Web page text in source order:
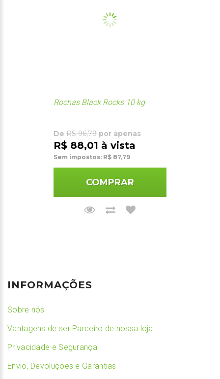
Rochas Black Rocks 10 kg
De R$ 96,79 por apenas
R$ 88,01 à vista
Sem impostos: R$ 87,79
COMPRAR
INFORMAÇÕES
Sobre nós
Vantagens de ser Parceiro de nossa loja
Privacidade e Segurança
Envio, Devoluções e Garantias